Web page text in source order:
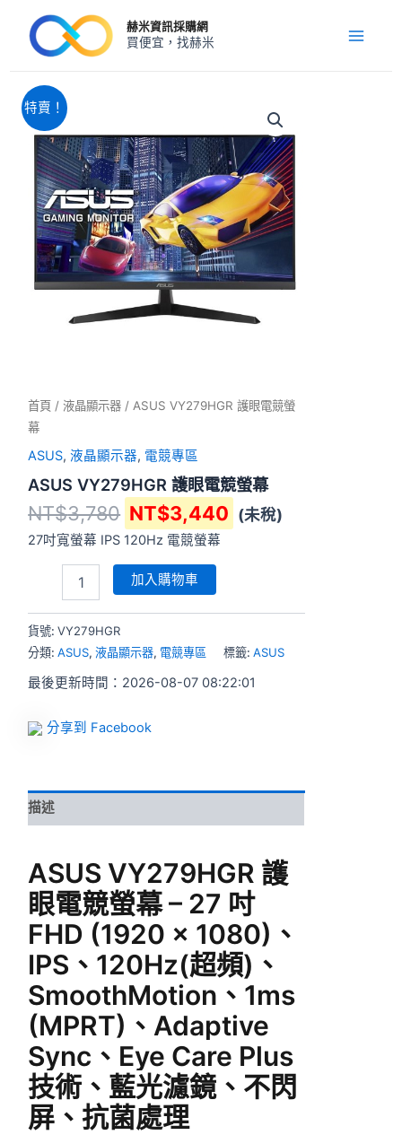
赫米資訊採購網
買便宜，找赫米
Menu
特賣！
首頁 / 液晶顯示器 / ASUS VY279HGR 護眼電競螢
幕
ASUS,液晶顯示器, 電競專區
ASUS VY279HGR 護眼電競螢幕
NT$3,780
價
格：
NT$3,780。
NT$3,440
價
格：
NT$3,440。
(未稅)
27吋寬螢幕 IPS 120Hz 電競螢幕
ASUS
VY279HGR
護
眼
電
競
螢
幕
數
量
加入購物車
貨號:VY279HGR
分類:ASUS,液晶顯示器, 電競專區 標籤:ASUS
最後更新時間：2026-08-07 08:22:01
分享到 Facebook
描述
ASUS VY279HGR 護
眼電競螢幕 – 27 吋
FHD (1920 x 1080)、
IPS、120Hz(超頻)、
SmoothMotion、1ms
(MPRT)、Adaptive
Sync、Eye Care Plus
技術、藍光濾鏡、不閃
屏、抗菌處理